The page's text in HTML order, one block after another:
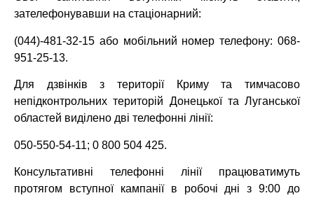
зателефонувавши на стаціонарний:
(044)-481-32-15 або мобільний номер телефону: 068-
951-25-13.
Для дзвінків з території Криму та тимчасово
непідконтрольних територій Донецької та Луганської
областей виділено дві телефонні лінії:
050-550-54-11; 0 800 504 425.
Консультативні телефонні лінії працюватимуть
протягом вступної кампанії в робочі дні з 9:00 до